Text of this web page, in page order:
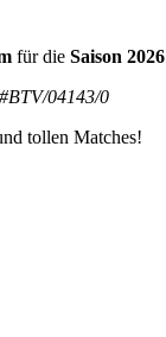
für die Saison 2026
04143/0
tollen Matches!